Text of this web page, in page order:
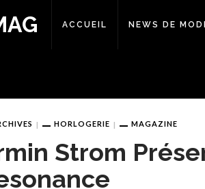
ACCUEIL NEWS DE
HORLOGERIE MAGAZINE
Strom